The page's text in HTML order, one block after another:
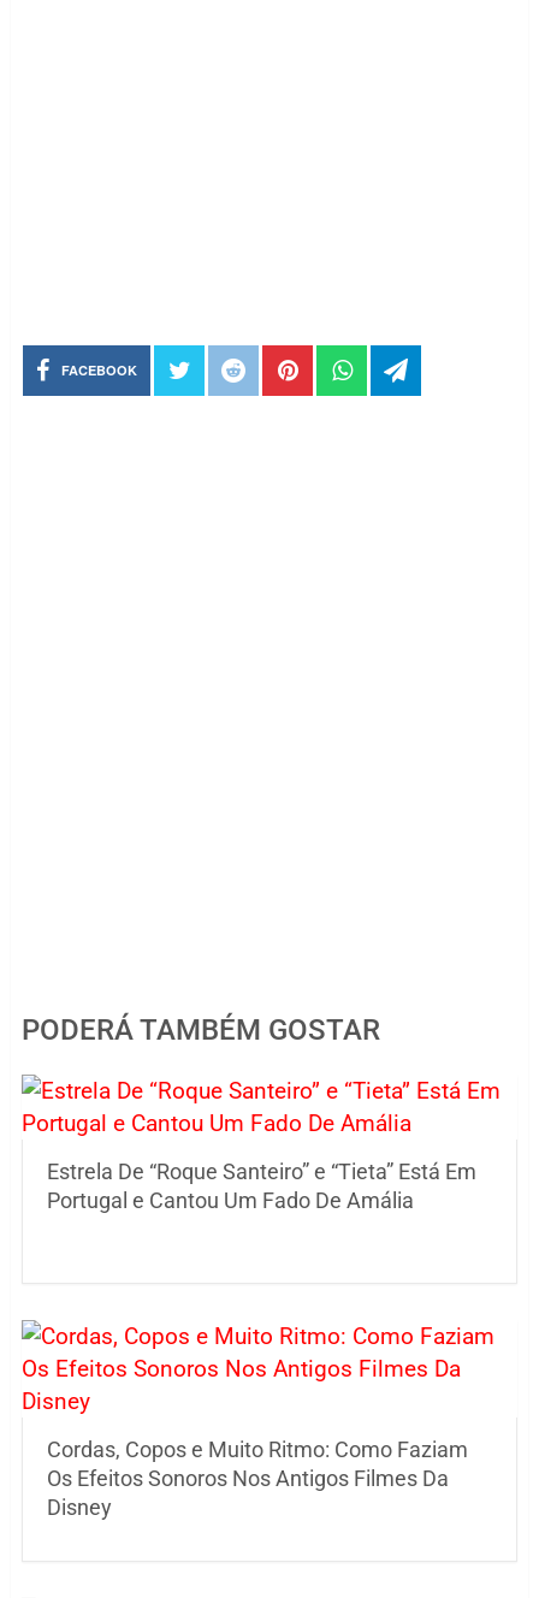
FACEBOOK
PODERÁ TAMBÉM GOSTAR
Estrela De “Roque Santeiro” e “Tieta” Está Em
Portugal e Cantou Um Fado De Amália
Cordas, Copos e Muito Ritmo: Como Faziam
Os Efeitos Sonoros Nos Antigos Filmes Da
Disney